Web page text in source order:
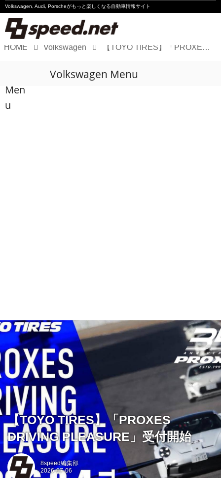
Volkswagen, Audi, Porscheがもっと楽しくなる自動車情報サイト
Audi
HOME Volkswagen 【TOYO TIRES】「PROXES DRIVING PLEASURE」受付開始
Men
u
Volkswagen Menu
【TOYO TIRES】「PROXES
DRIVING PLEASURE」受付開始
8speed編集部